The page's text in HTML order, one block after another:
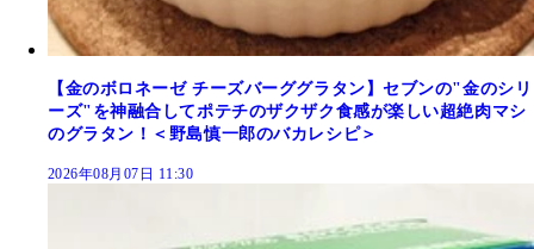
【金のボロネーゼ チーズバーググラタン】セブンの"金のシリ
ーズ"を神融合してポテチのザクザク食感が楽しい超絶肉マシ
のグラタン！＜野島慎一郎のバカレシピ＞
2026年08月07日 11:30